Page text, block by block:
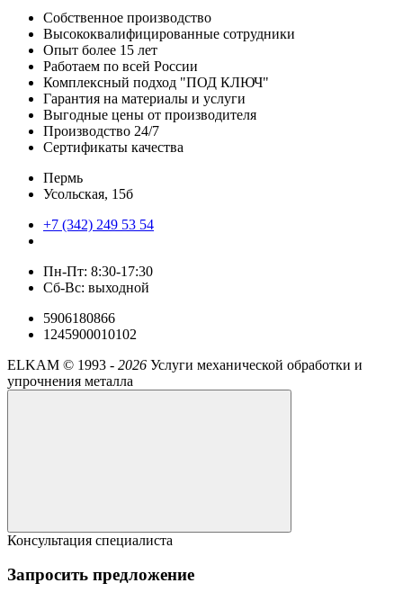
Собственное производство
Высококвалифицированные сотрудники
Опыт более 15 лет
Работаем по всей России
Комплексный подход "ПОД КЛЮЧ"
Гарантия на материалы и услуги
Выгодные цены от производителя
Производство 24/7
Сертификаты качества
Пермь
Усольская, 15б
+7 (342) 249 53 54
Пн-Пт: 8:30-17:30
Сб-Вс: выходной
5906180866
1245900010102
ELKAM © 1993 - 2026 Услуги механической обработки и
упрочнения металла
Консультация специалиста
Запросить предложение